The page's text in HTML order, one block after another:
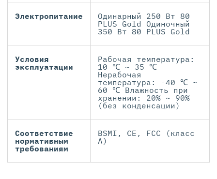
Электропитание
Одинарный 250 Вт 80
PLUS Gold Одиночный
350 Вт 80 PLUS Gold
Условия
эксплуатации
Рабочая температура:
10 ℃ ~ 35 ℃
Нерабочая
температура: -40 ℃ ~
60 ℃ Влажность при
хранении: 20% ~ 90%
(без конденсации)
Соответствие
нормативным
требованиям
BSMI, CE, FCC (класс
А)